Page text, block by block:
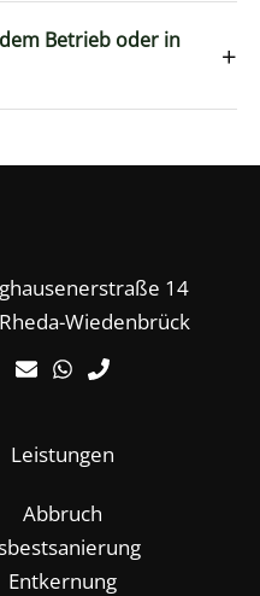
Betrieb oder in
+
14
Wiedenbrück
Leistungen
Abbruch
Entkernung